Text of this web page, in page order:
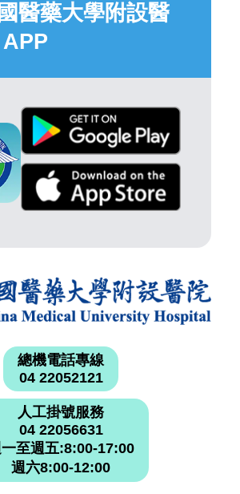
醫藥大學附設醫
APP
總機電話專線
04 22052121
人工掛號服務
04 22056631
至週五:8:00-17:00
週六8:00-12:00